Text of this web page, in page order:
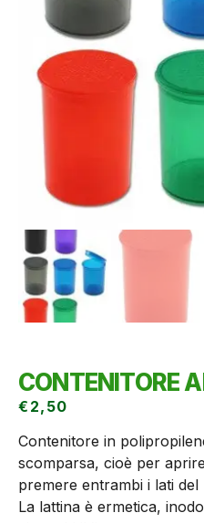
CONTENITORE
€ 2,50
Contenitore in
scomparsa, cioè per
premere entrambi i lati del
La lattina è ermetica,